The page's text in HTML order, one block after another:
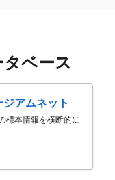
ベース
アムネット
標本情報を横断的に